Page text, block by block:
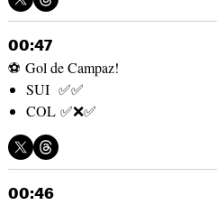
00:47
⚽ Gol de Campaz!
SUI ✅✅
COL ✅❌✅
00:46